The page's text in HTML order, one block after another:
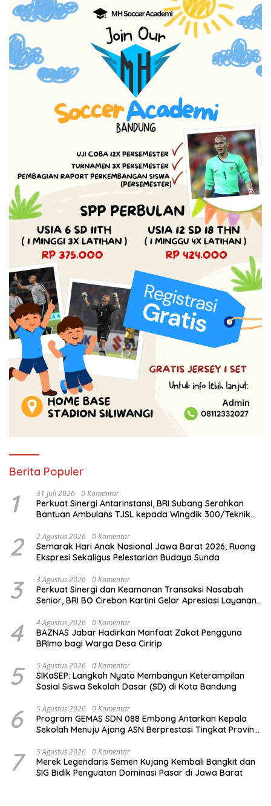
Berita Populer
1 31 Juli 2026 0 Komentar
Perkuat Sinergi Antarinstansi, BRI Subang Serahkan
Bantuan Ambulans TJSL kepada Wingdik 300/Teknik
2 2 Agustus 2026 0 Komentar
Semarak Hari Anak Nasional Jawa Barat 2026, Ruang
Ekspresi Sekaligus Pelestarian Budaya Sunda
3 3 Agustus 2026 0 Komentar
Perkuat Sinergi dan Keamanan Transaksi Nasabah
Senior, BRI BO Cirebon Kartini Gelar Apresiasi Layanan
4 4 Agustus 2026 0 Komentar
BAZNAS Jabar Hadirkan Manfaat Zakat Pengguna
BRImo bagi Warga Desa Ciririp
5 5 Agustus 2026 0 Komentar
SIKaSEP: Langkah Nyata Membangun Keterampilan
Sosial Siswa Sekolah Dasar (SD) di Kota Bandung
6 5 Agustus 2026 0 Komentar
Program GEMAS SDN 088 Embong Antarkan Kepala
Sekolah Menuju Ajang ASN Berprestasi Tingkat Provinsi
7 5 Agustus 2026 0 Komentar
Merek Legendaris Semen Kujang Kembali Bangkit dan
SIG Bidik Penguatan Dominasi Pasar di Jawa Barat